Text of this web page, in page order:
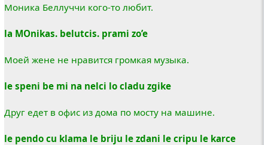
Моника Беллуччи кого-то любит.
la MOnikas. belutcis. prami zo’e
Моей жене не нравится громкая музыка.
le speni be mi na nelci lo cladu zgike
Друг едет в офис из дома по мосту на машине.
le pendo cu klama le briju le zdani le cripu le karce